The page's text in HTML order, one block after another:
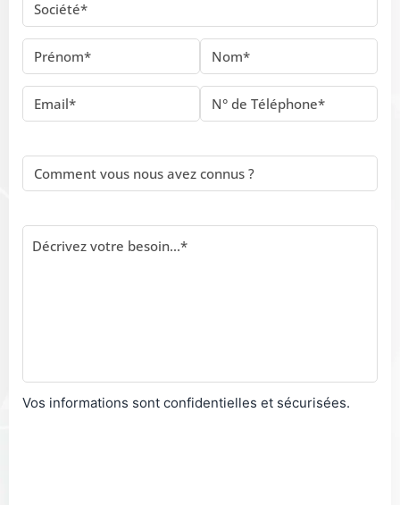
Vos informations sont confidentielles et sécurisées.